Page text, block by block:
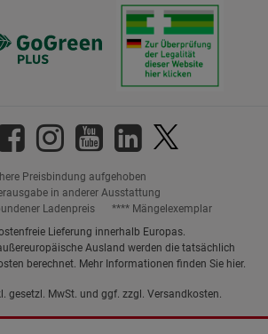
Preisbindung aufgehoben
in anderer Ausstattung
Ladenpreis
**** Mängelexemplar
Lieferung innerhalb Europas.
Ausland werden die tatsächlich
berechnet. Mehr Informationen finden Sie hier.
gesetzl. MwSt. und ggf. zzgl. Versandkosten.